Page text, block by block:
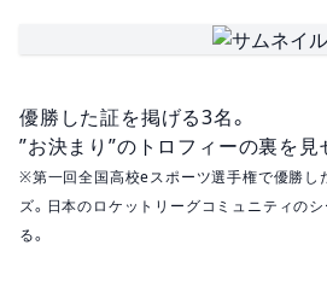
優勝した証を掲げる3名。
”お決まり”のトロフィーの裏を見
※第一回全国高校eスポーツ選手権で優勝し
ズ。日本のロケットリーグコミュニティの
る。